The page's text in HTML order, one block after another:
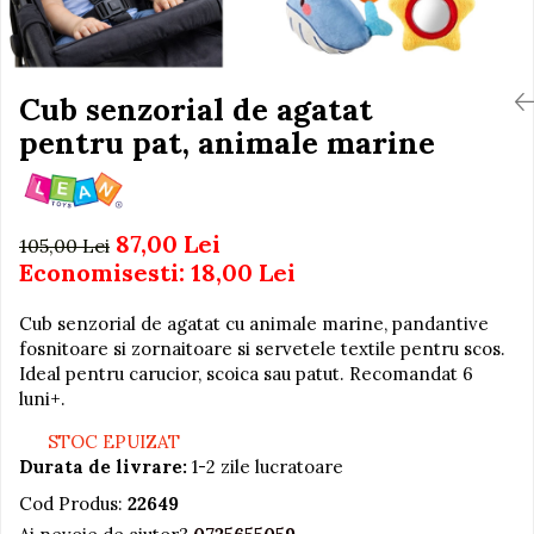
Jucarii de baie
Seturi de frumusete
Caluti balansoar
Interactive, educative si
muzicale
Figurine
Ateliere si unelte
Blocuri de constructie
Creative
De plus
Fotolii gonflabile
Jocuri de indemanare
Ingrijire cosmetica mamici
Perioada Alaptarii
Perioada Sarcinii
Pompe de san
Sisteme De Purtare
Cub senzorial de agatat
pentru pat, animale marine
105,00 Lei 87,00 Lei
Economisesti: 18,00 Lei
Cub senzorial de agatat cu animale marine, pandantive
fosnitoare si zornaitoare si servetele textile pentru scos.
Ideal pentru carucior, scoica sau patut. Recomandat 6
luni+.
STOC EPUIZAT
Durata de livrare: 1-2 zile lucratoare
Cod Produs: 22649